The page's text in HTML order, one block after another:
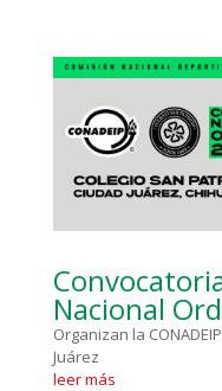
Nacional
Organizan la
Juárez
leer más